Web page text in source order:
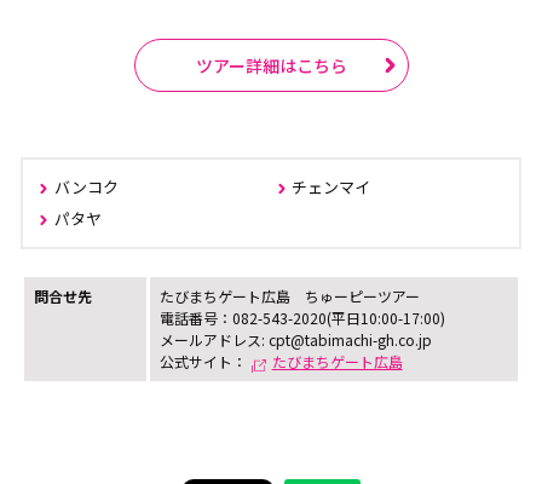
ツアー詳細はこちら
バンコク
チェンマイ
パタヤ
問合せ先
たびまちゲート広島 ちゅーピーツアー
電話番号：082-543-2020(平日10:00-17:00)
メールアドレス: cpt@tabimachi-gh.co.jp
公式サイト：
たびまちゲート広島